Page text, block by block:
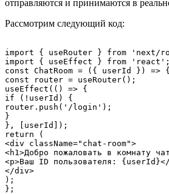
отправляются и принимаются в
Рассмотрим следующий код:
import { useRouter } from 'next/
import { useEffect } from 'react';
const ChatRoom = ({ userId }) => {
const router = useRouter();
useEffect(() => {
if (!userId) {
router.push('/login');
}
}, [userId]);
return (
<div className="chat-room">
<h1>Добро пожаловать в комнату
<p>Ваш ID пользователя:
</div>
);
};